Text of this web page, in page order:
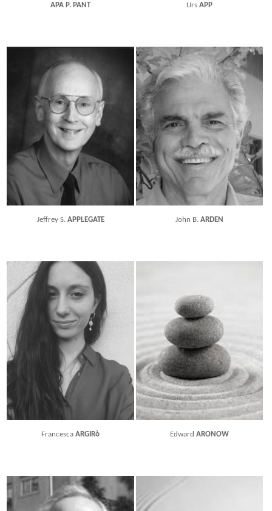
APA P. PANT Urs APP
Jeffrey S. APPLEGATE John B. ARDEN
FrancescaARGIRò Edward ARONOW